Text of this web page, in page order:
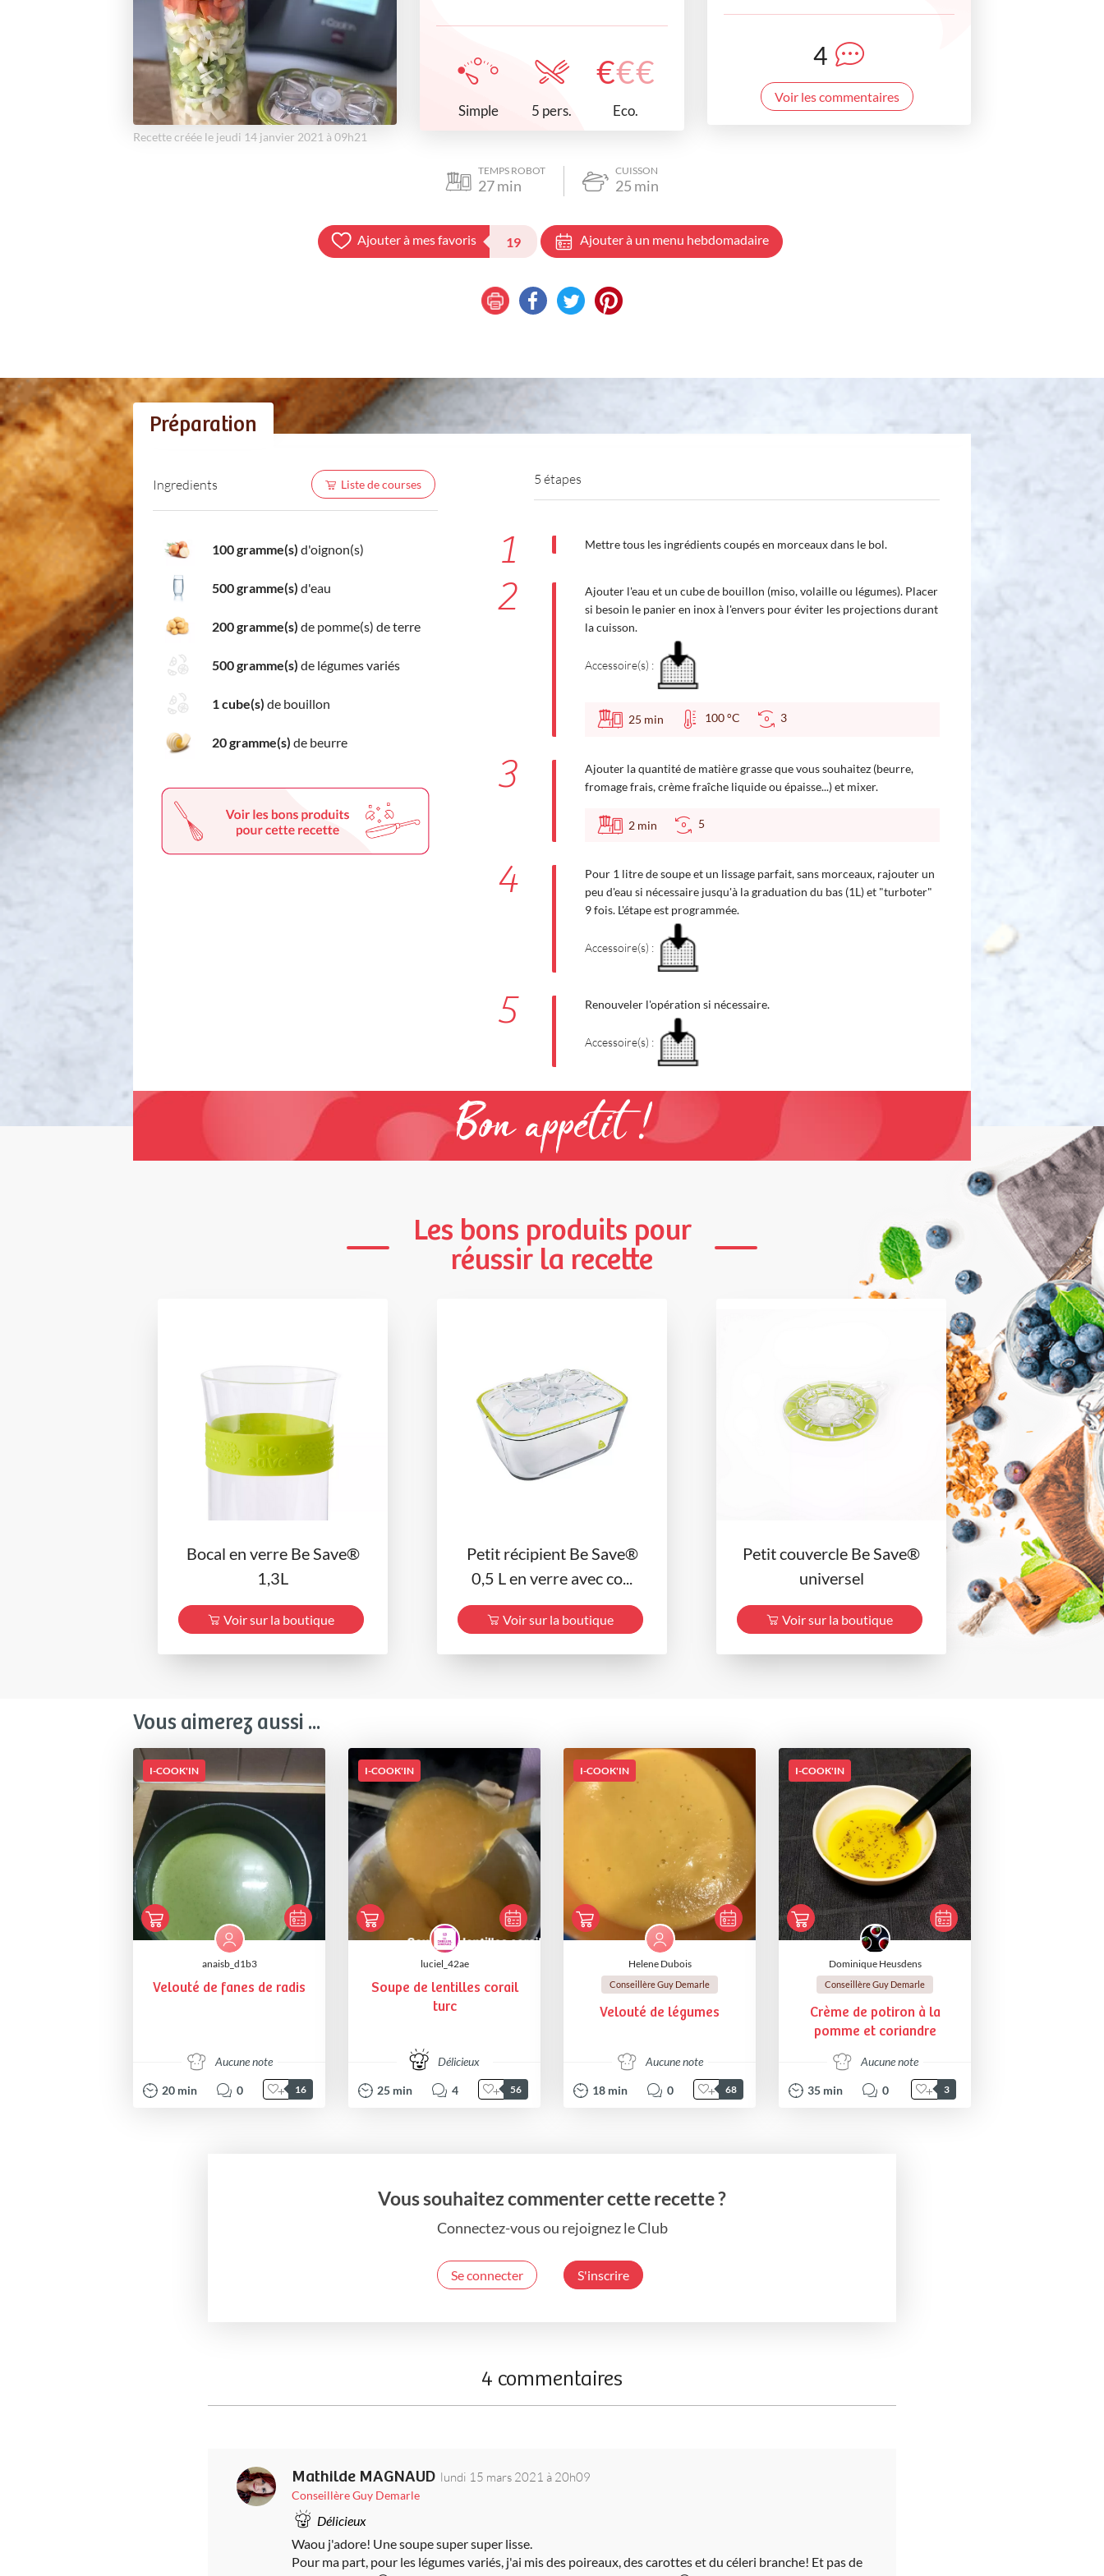
Recette créée le jeudi 14 janvier 2021 à 09h21
Simple 5 pers.
€€€
Eco.
4
Voir les commentaires
TEMPS ROBOT
27min
CUISSON
25 min
Ajouter à mes favoris 19 Ajouter à un menu hebdomadaire
Préparation
Ingredients Liste de courses
100 gramme(s) d'oignon(s)
500 gramme(s) d'eau
200 gramme(s) de pomme(s) de terre
500 gramme(s) de légumes variés
1 cube(s) de bouillon
20 gramme(s) de beurre
5 étapes
1 Mettre tous les ingrédients coupés en morceaux dans le bol.
2
Ajouter l'eau et un cube de bouillon (miso, volaille ou légumes). Placer
si besoin le panier en inox à l'envers pour éviter les projections durant
la cuisson.
Accessoire(s) :
25 min 100 °C 3
3
Ajouter la quantité de matière grasse que vous souhaitez (beurre,
fromage frais, crème fraîche liquide ou épaisse...) et mixer.
2 min 5
4
Pour 1 litre de soupe et un lissage parfait, sans morceaux, rajouter un
peu d'eau si nécessaire jusqu'à la graduation du bas (1L) et "turboter"
9 fois. L'étape est programmée.
Accessoire(s) :
5 Renouveler l'opération si nécessaire.
Accessoire(s) :
Bon appétit !
Les bons produits pour
réussir la recette
Bocal en verre Be Save®
1,3L
Voir sur la boutique
Petit récipient Be Save®
0,5 L en verre avec co...
Voir sur la boutique
Petit couvercle Be Save®
universel
Voir sur la boutique
Vous aimerez aussi ...
I-COOK'IN
anaisb_d1b3
Velouté de fanes de radis
Aucune note
20 min 0 16
I-COOK'IN
luciel_42ae
Soupe de lentilles corail
turc
Délicieux
25 min 4 56
I-COOK'IN
Helene Dubois
Conseillère Guy Demarle
Velouté de légumes
Aucune note
18 min 0 68
I-COOK'IN
Dominique Heusdens
Conseillère Guy Demarle
Crème de potiron à la
pomme et coriandre
Aucune note
35 min 0 3
Vous souhaitez commenter cette recette ?
Connectez-vous ou rejoignez le Club
Se connecter S'inscrire
4 commentaires
Mathilde MAGNAUD lundi 15 mars 2021 à 20h09
Conseillère Guy Demarle
Délicieux
Waou j'adore! Une soupe super super lisse.
Pour ma part, pour les légumes variés, j'ai mis des poireaux, des carottes et du céleri branche! Et pas de